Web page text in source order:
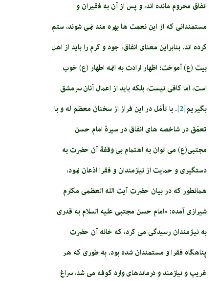
انفاق محروم مانده اند، و پس از آن به فقیران و
مستمندانی که از این نعمت ها بهره مند نمی شوند، ستم
کرده اند. بنابراین معنای انفاق، جود و کرم را باید از اهل
بیت (ع) آموخت؛ اظهار ارادت به ائمه اطهار (ع) خوب
است، اما کافی نیست، بلکه باید از اعمال آنان سرمشق
بگیریم[2]
. با تأمّل در این فراز از سخنان معظم له و با
تعمّق در شاخصه های انفاق در سیرۀ امام حسن
مجتبی(ع) می توان به اهتمام بی وقفۀ آن حضرت به
دستگیری و حمایت از نیازمندان و فقرا اذعان نمود،
همانطور که در بیان حضرت آیت الله العظمی مکارم
شیرازی آمده: «امام‏ حسن‏ مجتبى عليه السلام به قدرى
به نيازمندان رسيدگى مى ‏كرد، كه خانه آن حضرت
پناهگاه فقرا و مستمندان شده بود. به طورى كه هر
غريب و نيازمند و درمانده‏اى وارد كوفه مى‏ شد، سراغ